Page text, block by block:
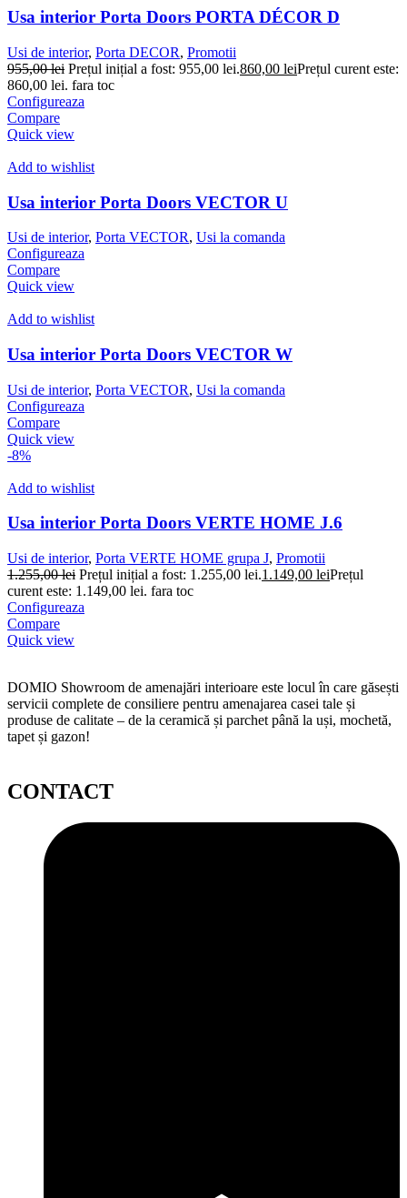
Usa interior Porta Doors PORTA DÉCOR D
Usi de interior, Porta DECOR, Promotii
955,00lei Prețul inițial a fost: 955,00 lei.860,00 leiPrețul curent este:
860,00 lei. fara toc
Configureaza
Compare
Quick view
Add to wishlist
Usa interior Porta Doors VECTOR U
Usi de interior, Porta VECTOR, Usi la comanda
Configureaza
Compare
Quick view
Add to wishlist
Usa interior Porta Doors VECTOR W
Usi de interior, Porta VECTOR, Usi la comanda
Configureaza
Compare
Quick view
-8%
Add to wishlist
Usa interior Porta Doors VERTE HOME J.6
Usi de interior, Porta VERTE HOME grupa J, Promotii
1.255,00lei Prețul inițial a fost: 1.255,00 lei.1.149,00 leiPrețul
curent este: 1.149,00 lei. fara toc
Configureaza
Compare
Quick view
DOMIO Showroom de amenajări interioare este locul în care găsești
servicii complete de consiliere pentru amenajarea casei tale și
produse de calitate – de la ceramică și parchet până la uși, mochetă,
tapet și gazon!
CONTACT